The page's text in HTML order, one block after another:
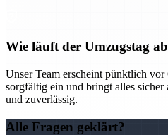
Wie läuft der Umzugstag
Unser Team erscheint pünktlich
sorgfältig ein und bringt alles
und zuverlässig.
Alle Fragen geklärt?